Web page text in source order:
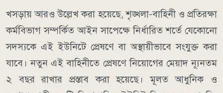
খসড়ায় আরও উল্লেখ করা হয়েছে, শৃঙ্খলা-বাহিনী ও প্রতিরক্ষা
কর্মবিভাগ সম্পর্কিত আইন সাপেক্ষে নির্ধারিত শর্তে যেকোনো
সদস্যকে এই ইউনিটে প্রেষণে বা অস্থায়ীভাবে সংযুক্ত করা
যাবে। নতুন এই বাহিনীতে প্রেষণে নিয়োগের মেয়াদ ন্যূনতম
২ বছর রাখার প্রস্তাব করা হয়েছে। মূলত আধুনিক ও